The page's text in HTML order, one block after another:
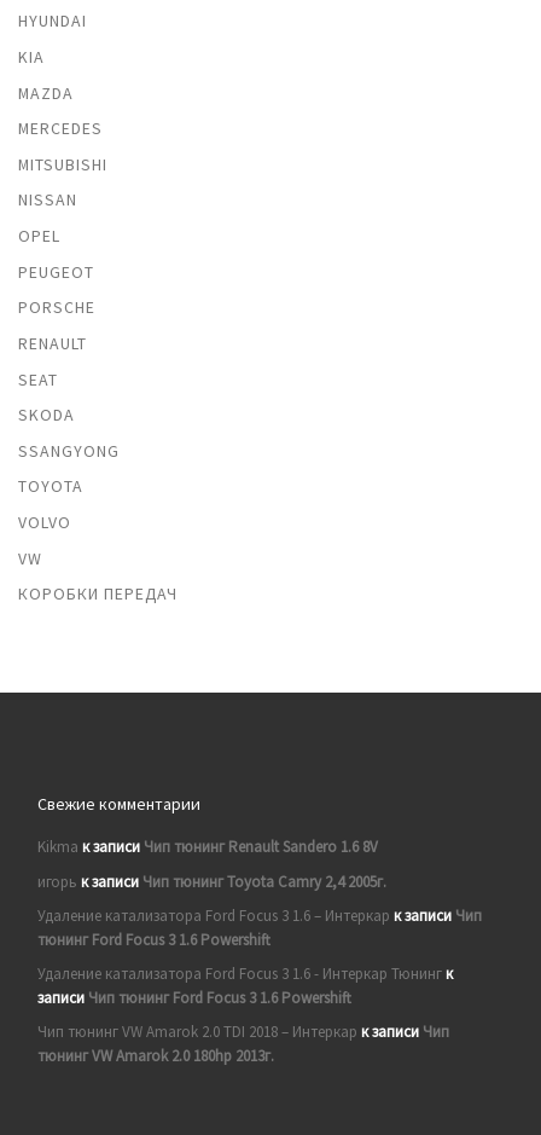
HYUNDAI
KIA
MAZDA
MERCEDES
MITSUBISHI
NISSAN
OPEL
PEUGEOT
PORSCHE
RENAULT
SEAT
SKODA
SSANGYONG
TOYOTA
VOLVO
VW
КОРОБКИ ПЕРЕДАЧ
Свежие комментарии
Kikma к записи Чип тюнинг Renault Sandero 1.6 8V
игорь к записи Чип тюнинг Toyota Camry 2,4 2005г.
Удаление катализатора Ford Focus 3 1.6 – Интеркар к записи Чип
тюнинг Ford Focus 3 1.6 Powershift
Удаление катализатора Ford Focus 3 1.6 - Интеркар Тюнингк
записи Чип тюнинг Ford Focus 3 1.6 Powershift
Чип тюнинг VW Amarok 2.0 TDI 2018 – Интеркар к записи Чип
тюнинг VW Amarok 2.0 180hp 2013г.